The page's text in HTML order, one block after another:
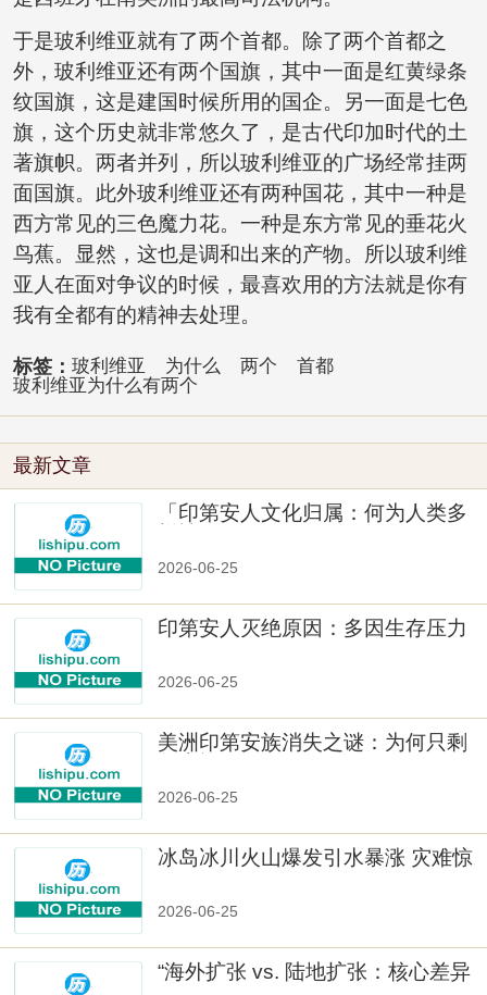
于是玻利维亚就有了两个首都。除了两个首都之
外，玻利维亚还有两个国旗，其中一面是红黄绿条
纹国旗，这是建国时候所用的国企。另一面是七色
旗，这个历史就非常悠久了，是古代印加时代的土
著旗帜。两者并列，所以玻利维亚的广场经常挂两
面国旗。此外玻利维亚还有两种国花，其中一种是
西方常见的三色魔力花。一种是东方常见的垂花火
鸟蕉。显然，这也是调和出来的产物。所以玻利维
亚人在面对争议的时候，最喜欢用的方法就是你有
我有全都有的精神去处理。
标签： 玻利维亚 为什么 两个
首都
玻利维亚为什么有两个
最新文章
「印第安人文化归属：何为人类多
2026-06-25
印第安人灭绝原因：多因生存压力
2026-06-25
美洲印第安族消失之谜：为何只剩
2026-06-25
冰岛冰川火山爆发引水暴涨 灾难惊
2026-06-25
“海外扩张 vs. 陆地扩张：核心差异